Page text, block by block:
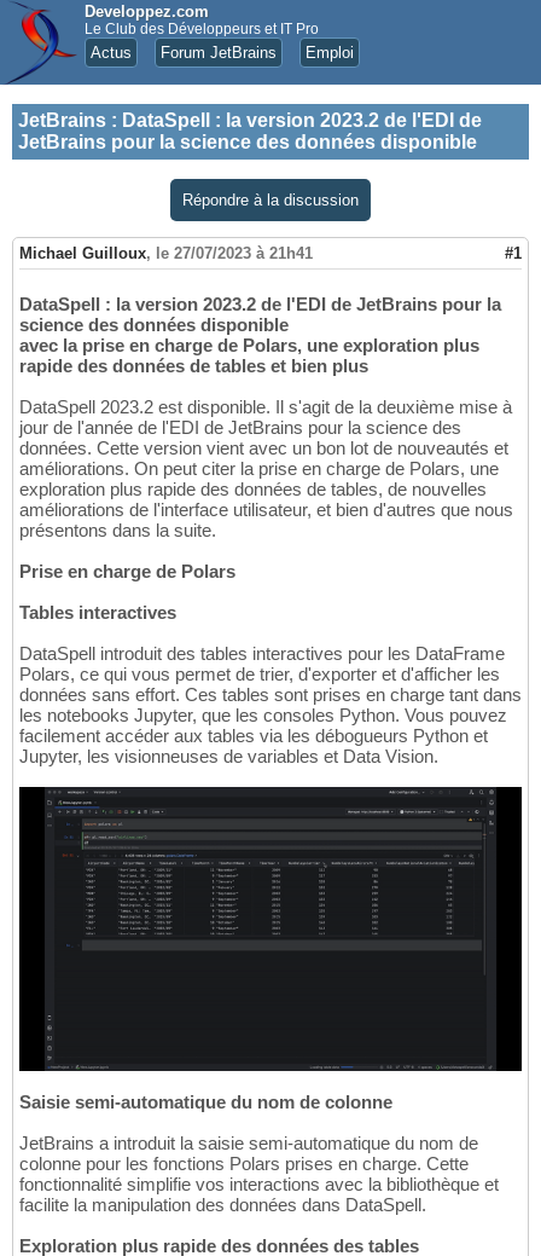
Developpez.com
Le Club des Développeurs et IT Pro
Actus Forum JetBrains Emploi
JetBrains : DataSpell : la version 2023.2 de l'EDI de
JetBrains pour la science des données disponible
Répondre à la discussion
Michael Guilloux, le 27/07/2023 à 21h41 #1
DataSpell : la version 2023.2 de l'EDI de JetBrains pour la
science des données disponible
avec la prise en charge de Polars, une exploration plus
rapide des données de tables et bien plus
DataSpell 2023.2 est disponible. Il s'agit de la deuxième mise à
jour de l'année de l'EDI de JetBrains pour la science des
données. Cette version vient avec un bon lot de nouveautés et
améliorations. On peut citer la prise en charge de Polars, une
exploration plus rapide des données de tables, de nouvelles
améliorations de l'interface utilisateur, et bien d'autres que nous
présentons dans la suite.
Prise en charge de Polars
Tables interactives
DataSpell introduit des tables interactives pour les DataFrame
Polars, ce qui vous permet de trier, d'exporter et d'afficher les
données sans effort. Ces tables sont prises en charge tant dans
les notebooks Jupyter, que les consoles Python. Vous pouvez
facilement accéder aux tables via les débogueurs Python et
Jupyter, les visionneuses de variables et Data Vision.
Saisie semi-automatique du nom de colonne
JetBrains a introduit la saisie semi-automatique du nom de
colonne pour les fonctions Polars prises en charge. Cette
fonctionnalité simplifie vos interactions avec la bibliothèque et
facilite la manipulation des données dans DataSpell.
Exploration plus rapide des données des tables